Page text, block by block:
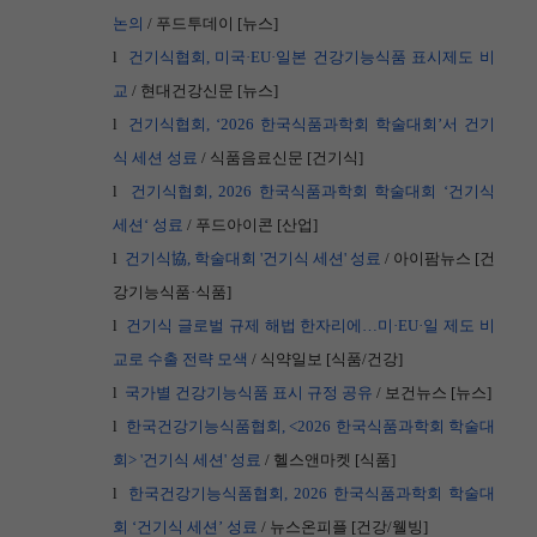
논의 / 푸드투데이 [뉴스]
l
건기식협회, 미국·EU·일본 건강기능식품 표시제도 비
교 / 현대건강신문 [뉴스]
l
건기식협회, ‘2026 한국식품과학회 학술대회’서 건기
식 세션 성료 / 식품음료신문 [건기식]
l
건기식협회, 2026 한국식품과학회 학술대회 ‘건기식
세션‘ 성료 / 푸드아이콘 [산업]
l 건기식協, 학술대회 '건기식 세션' 성료 / 아이팜뉴스 [건
강기능식품·식품]
l 건기식 글로벌 규제 해법 한자리에…미·EU·일 제도 비
교로 수출 전략 모색 / 식약일보 [식품/건강]
l 국가별 건강기능식품 표시 규정 공유 / 보건뉴스 [뉴스]
l 한국건강기능식품협회, <2026 한국식품과학회 학술대
회> '건기식 세션' 성료 / 헬스앤마켓 [식품]
l
한국건강기능식품협회, 2026 한국식품과학회 학술대
회 ‘건기식 세션’ 성료 / 뉴스온피플 [건강/웰빙]